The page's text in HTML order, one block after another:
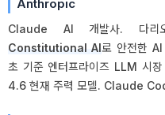
Anthropic
Claude AI 개발사. 다리
Constitutional AI로 안전한
초 기준 엔터프라이즈 LLM 시장
4.6 현재 주력 모델. Claude